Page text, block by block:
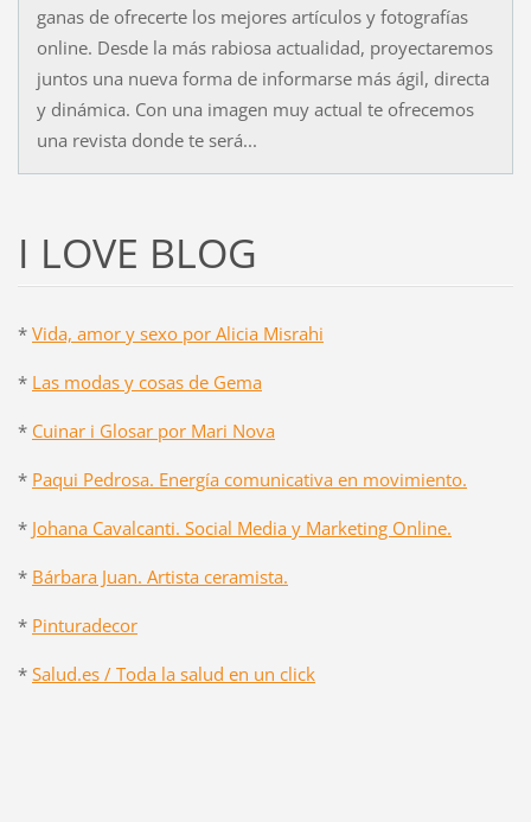
ganas de ofrecerte los mejores artículos y fotografías
online. Desde la más rabiosa actualidad, proyectaremos
juntos una nueva forma de informarse más ágil, directa
y dinámica. Con una imagen muy actual te ofrecemos
una revista donde te será...
I LOVE BLOG
* Vida, amor y sexo por Alicia Misrahi
* Las modas y cosas de Gema
* Cuinar i Glosar por Mari Nova
* Paqui Pedrosa. Energía comunicativa en movimiento.
* Johana Cavalcanti. Social Media y Marketing Online.
* Bárbara Juan. Artista ceramista.
* Pinturadecor
* Salud.es / Toda la salud en un click